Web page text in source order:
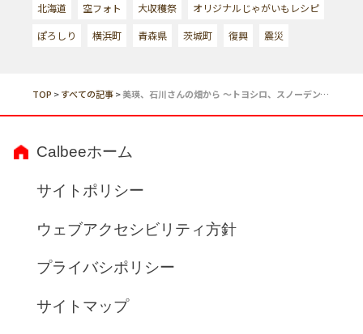
北海道 空フォト 大収穫祭
オリジナルじゃがいもレシピ
ぽろしり
横浜町 青森県 茨城町 復興 震災
TOP >すべての記事>美瑛、石川さんの畑から ～トヨシロ、スノーデン、アンドーバー～
Calbeeホーム
サイトポリシー
ウェブアクセシビリティ方針
プライバシポリシー
サイトマップ